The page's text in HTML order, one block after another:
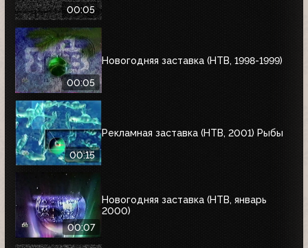
00:05
00:05
Новогодняя заставка (НТВ, 1998-1999)
00:15
Рекламная заставка (НТВ, 2001) Рыбы
00:07
Новогодняя заставка (НТВ, январь
2000)